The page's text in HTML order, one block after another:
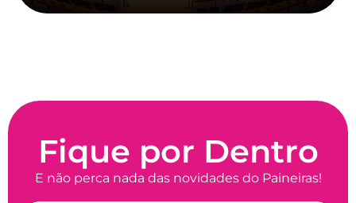
Fique por Dentro
E não perca nada das novidades do Paineiras!